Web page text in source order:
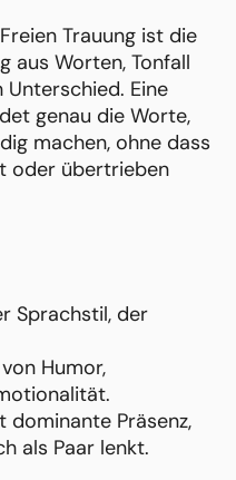
Trauung ist die
aus Worten, Tonfall
Eine
genau die Worte,
machen, ohne dass
oder übertrieben
Sprachstil, der
Humor,
dominante Präsenz,
als Paar lenkt.